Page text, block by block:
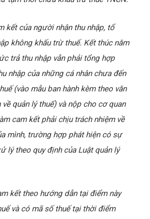
kết của người nhận thu nhập, tổ
không khấu trừ thuế. Kết thúc năm
trả thu nhập vẫn phải tổng hợp
nhập của những cá nhân chưa đến
(vào mẫu ban hành kèm theo văn
quản lý thuế) và nộp cho cơ quan
cam kết phải chịu trách nhiệm về
mình, trường hợp phát hiện có sự
lý theo quy định của Luật quản lý
kết theo hướng dẫn tại điểm này
và có mã số thuế tại thời điểm